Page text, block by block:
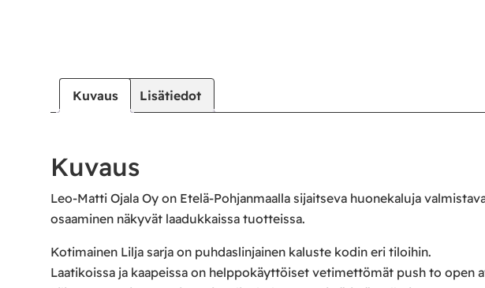
Kuvaus Lisätiedot
Kuvaus
Leo-Matti Ojala Oy on Etelä-Pohjanmaalla sijaitseva huonekaluja
osaaminen näkyvät laadukkaissa tuotteissa.
Kotimainen Lilja sarja on puhdaslinjainen kaluste kodin eri tiloihin.
Laatikoissa ja kaapeissa on helppokäyttöiset vetimettömät push to open